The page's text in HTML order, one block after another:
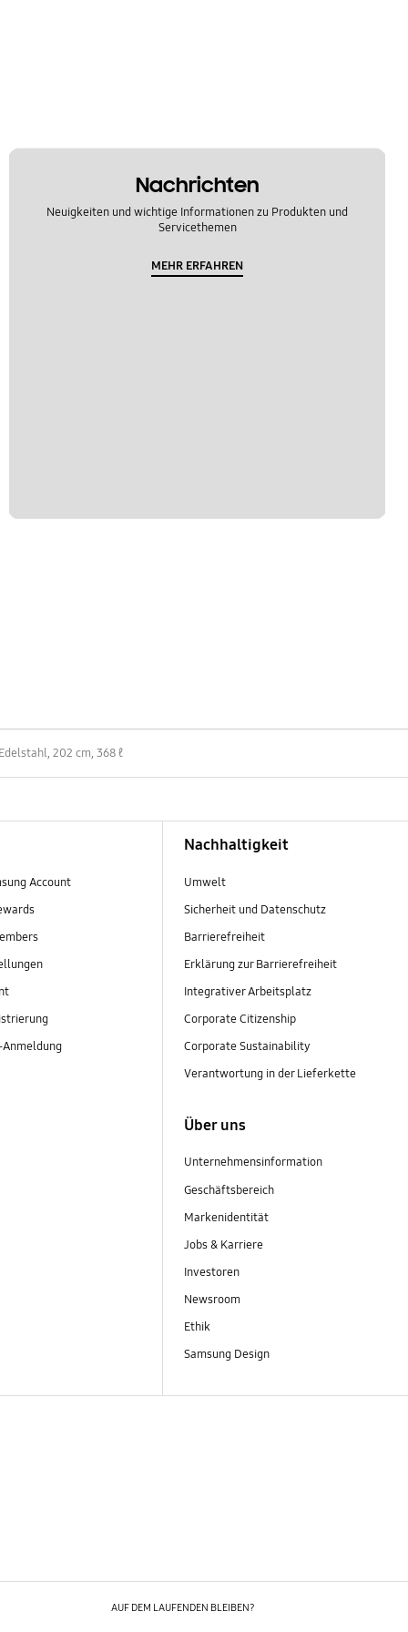
Nachrichten
Neuigkeiten und wichtige Informationen zu Produkten und
Servicethemen
MEHR ERFAHREN
202 cm, 368 ℓ
Account
Nachhaltigkeit
Umwelt
Sicherheit und Datenschutz
Barrierefreiheit
Erklärung zur Barrierefreiheit
Integrativer Arbeitsplatz
Corporate Citizenship
Corporate Sustainability
Verantwortung in der Lieferkette
Über uns
Unternehmensinformation
Geschäftsbereich
Markenidentität
Jobs & Karriere
Investoren
Newsroom
Ethik
Samsung Design
AUF DEM LAUFENDEN BLEIBEN?